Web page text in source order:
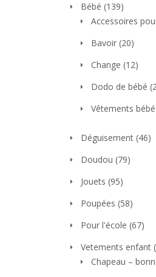
Bébé (139)
Accessoires
Bavoir (20)
Change (12)
Dodo de bébé
Vêtements bébé
Déguisement (46)
Doudou (79)
Jouets (95)
Poupées (58)
Pour l'école (67)
Vetements enfant
Chapeau –